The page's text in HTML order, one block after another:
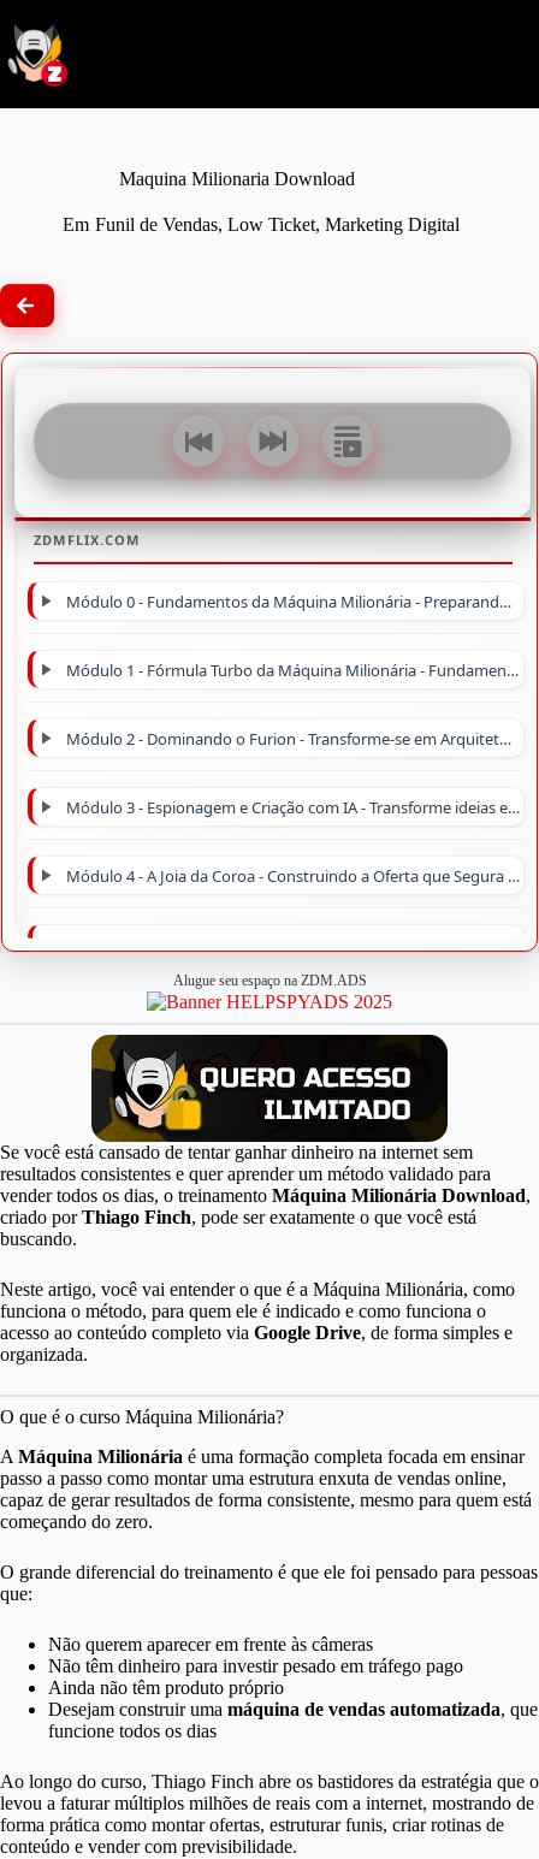
para
conteúdo
Maquina Milionaria Download
Em Funil de Vendas, Low Ticket, Marketing Digital
Módulo 0 - Fundamentos da Máquina Milionária - Preparando o Terreno
Módulo 1 - Fórmula Turbo da Máquina Milionária - Fundamentos que Convertem em Lucro
Módulo 2 - Dominando o Furion - Transforme-se em Arquiteto de Funis Milionários
Módulo 3 - Espionagem e Criação com IA - Transforme ideias em Produtos Validados
Módulo 4 - A Joia da Coroa - Construindo a Oferta que Segura Todo o Funil
Módulo 10 - Torre de Controle - Do Setup ao Lançamento da sua Primeira Campanha
Alugue seu espaço na ZDM.ADS
Se você está cansado de tentar ganhar dinheiro na internet sem
resultados consistentes e quer aprender um método validado para
vender todos os dias, o treinamento Máquina Milionária Download,
criado porThiago Finch, pode ser exatamente o que você está
buscando.
Neste artigo, você vai entender o que é a Máquina Milionária, como
funciona o método, para quem ele é indicado e como funciona o
acesso ao conteúdo completo via Google Drive, de forma simples e
organizada.
O que é o curso Máquina Milionária?
A Máquina Milionária é uma formação completa focada em ensinar
passo a passo como montar uma estrutura enxuta de vendas online,
capaz de gerar resultados de forma consistente, mesmo para quem está
começando do zero.
O grande diferencial do treinamento é que ele foi pensado para pessoas
que:
Não querem aparecer em frente às câmeras
Não têm dinheiro para investir pesado em tráfego pago
Ainda não têm produto próprio
Desejam construir uma máquina de vendas automatizada, que
funcione todos os dias
Ao longo do curso, Thiago Finch abre os bastidores da estratégia que o
levou a faturar múltiplos milhões de reais com a internet, mostrando de
forma prática como montar ofertas, estruturar funis, criar rotinas de
conteúdo e vender com previsibilidade.